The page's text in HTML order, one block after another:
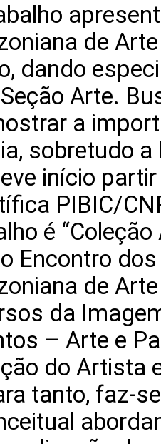
de
dando
Arte.
a
sobretudo
início
PIBIC/
é
Encontro
de
da
– Arte e
do Artista
tanto, faz-